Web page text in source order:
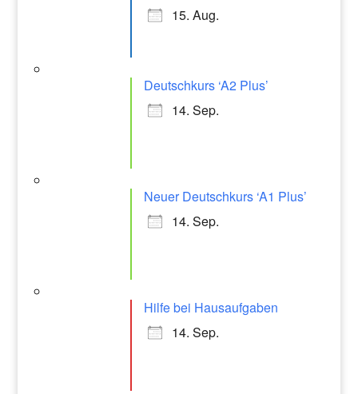
15. Aug.
Deutschkurs ‘A2 Plus’
14. Sep.
Neuer Deutschkurs ‘A1 Plus’
14. Sep.
Hilfe bei Hausaufgaben
14. Sep.